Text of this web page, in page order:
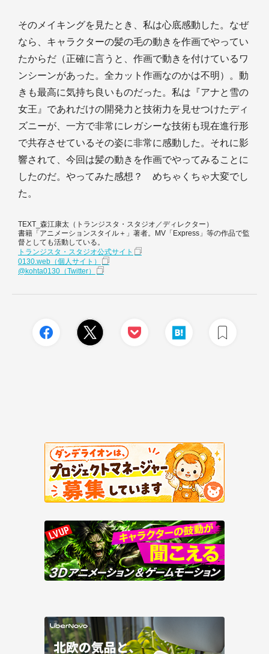
そのメイキングを見たとき、私は心底感動した。なぜ
なら、キャラクターの髪の毛の動きを作画でやってい
たからだ（正確に言うと、作画で動きを付けているワ
ンシーンがあった。全カット作画なのかは不明）。動
きも最高に気持ち良いものだった。私は『アナと雪の
女王』であれだけの開発力と技術力を見せつけたディ
ズニーが、一方で非常にレガシーな技術も現在進行形
で共存させているその姿に非常に感動した。それに影
響されて、今回は髪の動きを作画でやってみることに
したのだ。やってみた感想？ めちゃくちゃ大変でし
た。
TEXT_森江康太（トランジスタ・スタジオ／ディレクター）
書籍「アニメーションスタイル＋」著者。MV「Express」等の作品で監
督としても活動している。
トランジスタ・スタジオ公式サイト
0130.web（個人サイト）
@kohta0130（Twitter）